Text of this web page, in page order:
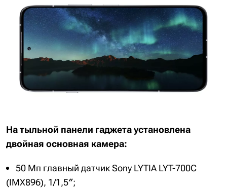
На тыльной панели гаджета установлена
двойная основная камера:
50 Мп главный датчик Sony LYTIA LYT-700C
(IMX896), 1/1,5″;